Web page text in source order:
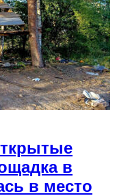
в
в место